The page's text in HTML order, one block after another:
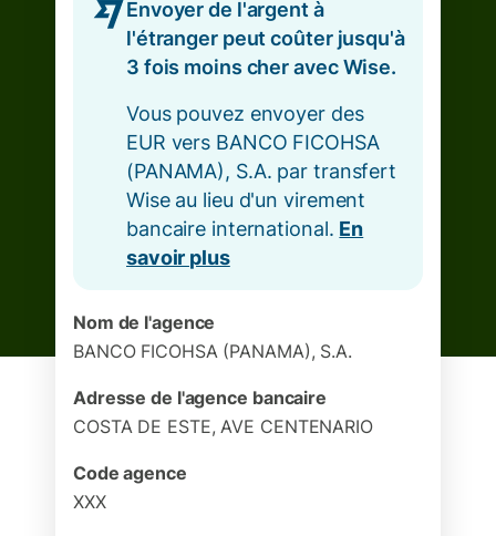
Envoyer de l'argent à
l'étranger peut coûter jusqu'à
3 fois moins cher avec Wise.
Vous pouvez envoyer des
EUR vers BANCO FICOHSA
(PANAMA), S.A. par transfert
Wise au lieu d'un virement
bancaire international. En
savoir plus
Nom de l'agence
BANCO FICOHSA (PANAMA), S.A.
Adresse de l'agence bancaire
COSTA DE ESTE, AVE CENTENARIO
Code agence
XXX